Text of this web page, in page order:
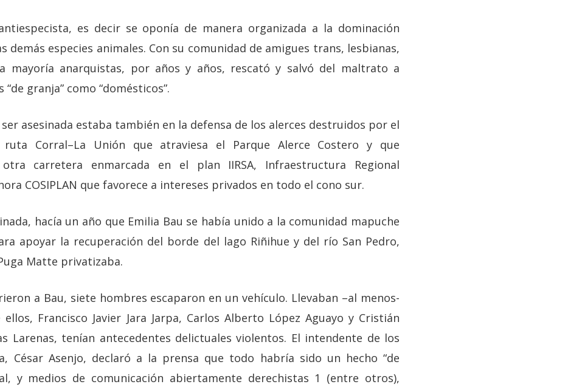
es decir se oponía de manera organizada a la dominación
demás especies animales. Con su comunidad de amigues trans, lesbianas,
mayoría anarquistas, por años y años, rescató y salvó del maltrato a
granja” como “domésticos”.
asesinada estaba también en la defensa de los alerces destruidos por el
Corral–La Unión que atraviesa el Parque Alerce Costero y que
carretera enmarcada en el plan IIRSA, Infraestructura Regional
COSIPLAN que favorece a intereses privados en todo el cono sur.
hacía un año que Emilia Bau se había unido a la comunidad mapuche
apoyar la recuperación del borde del lago Riñihue y del río San Pedro,
Matte privatizaba.
a Bau, siete hombres escaparon en un vehículo. Llevaban –al menos-
Francisco Javier Jara Jarpa, Carlos Alberto López Aguayo y Cristián
Larenas, tenían antecedentes delictuales violentos. El intendente de los
César Asenjo, declaró a la prensa que todo habría sido un hecho “de
y medios de comunicación abiertamente derechistas 1 (entre otros),